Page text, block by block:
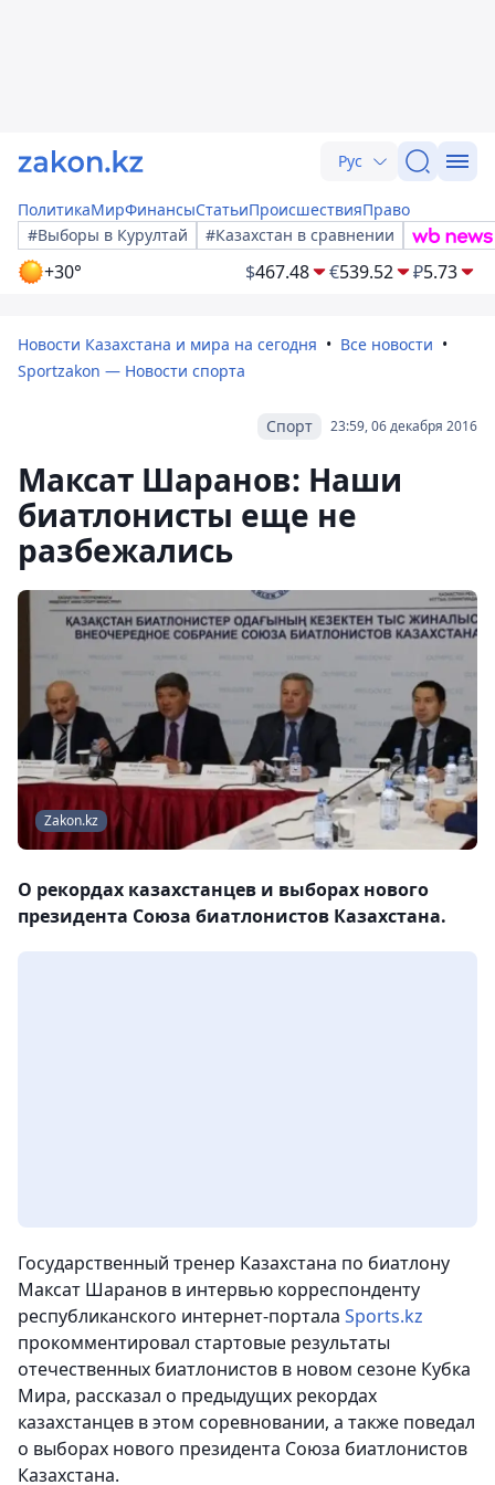
Рус
ПолитикаМирФинансыСтатьиПроисшествияПраво
#Выборы в Курултай
#Казахстан в сравнении
+30° $467.48 €539.52 ₽5.73
Новости Казахстана и мира на сегодня
Все новости
Sportzakon — Новости спорта
23:59, 06 декабря 2016
Спорт
Максат Шаранов: Наши
биатлонисты еще не
разбежались
Zakon.kz
О рекордах казахстанцев и выборах нового
президента Союза биатлонистов Казахстана.
Государственный тренер Казахстана по биатлону
Максат Шаранов в интервью корреспонденту
республиканского интернет-портала Sports.kz
прокомментировал стартовые результаты
отечественных биатлонистов в новом сезоне Кубка
Мира, рассказал о предыдущих рекордах
казахстанцев в этом соревновании, а также поведал
о выборах нового президента Союза биатлонистов
Казахстана.